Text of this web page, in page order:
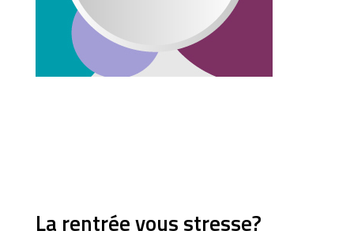
La rentrée vous stresse?